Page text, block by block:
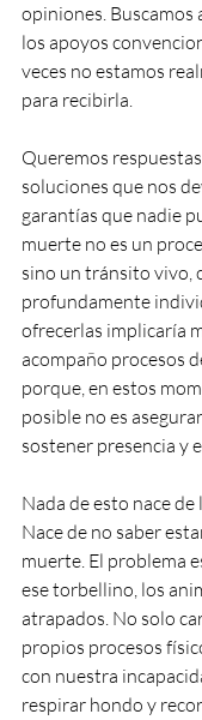
opiniones. Buscamos
los apoyos
veces no estamos
para recibirla.
Queremos
soluciones que nos
garantías que nadie
muerte no es un
sino un tránsito vivo,
profundamente
ofrecerlas implicaría
acompaño procesos
porque, en estos
posible no es
sostener presencia y
Nada de esto nace
Nace de no saber
muerte. El problema
ese torbellino, los
atrapados. No solo
propios procesos
con nuestra
respirar hondo y